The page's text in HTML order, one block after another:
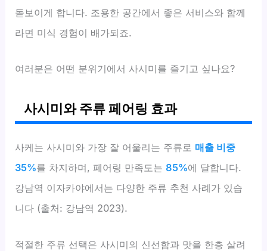
돋보이게 합니다. 조용한 공간에서 좋은 서비스와 함께
라면 미식 경험이 배가되죠.
여러분은 어떤 분위기에서 사시미를 즐기고 싶나요?
사시미와 주류 페어링 효과
사케는 사시미와 가장 잘 어울리는 주류로 매출 비중
35%를 차지하며, 페어링 만족도는85%에 달합니다.
강남역 이자카야에서는 다양한 주류 추천 사례가 있습
니다 (출처: 강남역 2023).
적절한 주류 선택은 사시미의 신선함과 맛을 한층 살려